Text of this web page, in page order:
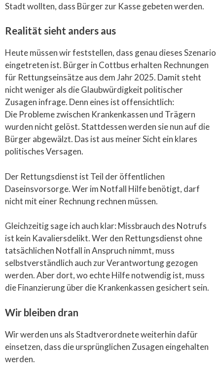
Stadt wollten, dass Bürger zur Kasse gebeten werden.
Realität sieht anders aus
Heute müssen wir feststellen, dass genau dieses Szenario
eingetreten ist. Bürger in Cottbus erhalten Rechnungen
für Rettungseinsätze aus dem Jahr 2025. Damit steht
nicht weniger als die Glaubwürdigkeit politischer
Zusagen infrage. Denn eines ist offensichtlich:
Die Probleme zwischen Krankenkassen und Trägern
wurden nicht gelöst. Stattdessen werden sie nun auf die
Bürger abgewälzt. Das ist aus meiner Sicht ein klares
politisches Versagen.
Der Rettungsdienst ist Teil der öffentlichen
Daseinsvorsorge. Wer im Notfall Hilfe benötigt, darf
nicht mit einer Rechnung rechnen müssen.
Gleichzeitig sage ich auch klar: Missbrauch des Notrufs
ist kein Kavaliersdelikt. Wer den Rettungsdienst ohne
tatsächlichen Notfall in Anspruch nimmt, muss
selbstverständlich auch zur Verantwortung gezogen
werden. Aber dort, wo echte Hilfe notwendig ist, muss
die Finanzierung über die Krankenkassen gesichert sein.
Wir bleiben dran
Wir werden uns als Stadtverordnete weiterhin dafür
einsetzen, dass die ursprünglichen Zusagen eingehalten
werden.